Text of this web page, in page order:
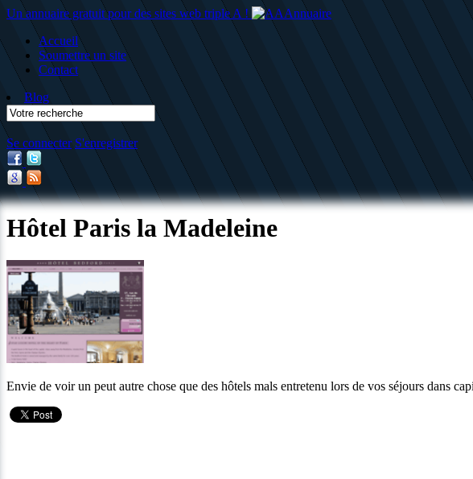
Un annuaire gratuit pour des sites web triple A !
Accueil
Soumettre un site
Contact
Blog
Se connecter S'enregistrer
Hôtel Paris la Madeleine
Envie de voir un peut autre chose que des hôtels mals entretenu lors de vos séjours dans